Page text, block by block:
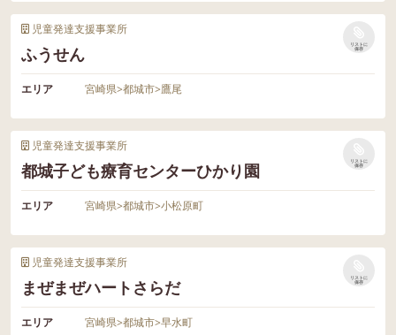
児童発達支援事業所
ふうせん
リストに
保存
エリア 宮崎県>都城市>鷹尾
児童発達支援事業所
都城子ども療育センターひかり園
リストに
保存
エリア 宮崎県>都城市>小松原町
児童発達支援事業所
まぜまぜハートさらだ
リストに
保存
エリア 宮崎県>都城市>早水町